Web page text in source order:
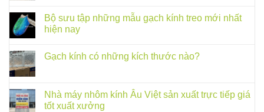
Bộ sưu tập những mẫu gạch kính treo mới nhất
hiện nay
Gạch kính có những kích thước nào?
Nhà máy nhôm kính Âu Việt sản xuất trực tiếp giá
tốt xuất xưởng